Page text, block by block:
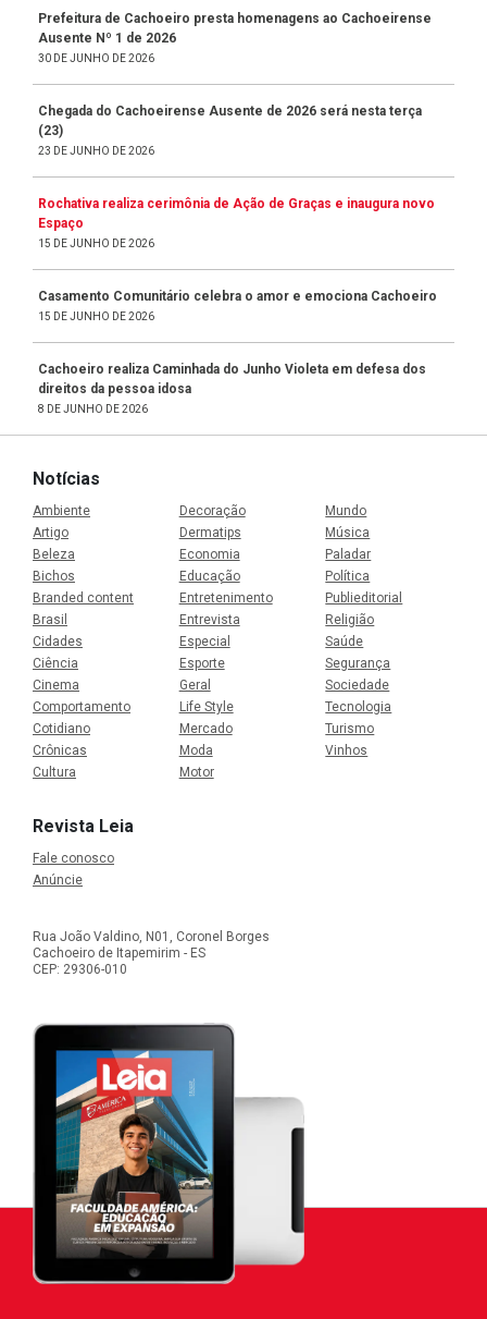
Prefeitura de Cachoeiro presta homenagens ao Cachoeirense
Ausente Nº 1 de 2026
30 DE JUNHO DE 2026
Chegada do Cachoeirense Ausente de 2026 será nesta terça
(23)
23 DE JUNHO DE 2026
Rochativa realiza cerimônia de Ação de Graças e inaugura novo
Espaço
15 DE JUNHO DE 2026
Casamento Comunitário celebra o amor e emociona Cachoeiro
15 DE JUNHO DE 2026
Cachoeiro realiza Caminhada do Junho Violeta em defesa dos
direitos da pessoa idosa
8 DE JUNHO DE 2026
Notícias
Ambiente
Artigo
Beleza
Bichos
Branded content
Brasil
Cidades
Ciência
Cinema
Comportamento
Cotidiano
Crônicas
Cultura
Decoração
Dermatips
Economia
Educação
Entretenimento
Entrevista
Especial
Esporte
Geral
Life Style
Mercado
Moda
Motor
Mundo
Música
Paladar
Política
Publieditorial
Religião
Saúde
Segurança
Sociedade
Tecnologia
Turismo
Vinhos
Revista Leia
Fale conosco
Anúncie
Rua João Valdino, N01, Coronel Borges
Cachoeiro de Itapemirim - ES
CEP: 29306-010